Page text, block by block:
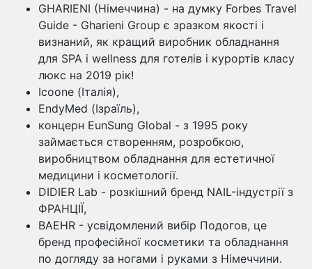
GHARIENI (Німеччина) - на думку Forbes Travel
Guide - Gharieni Group є зразком якості і
визнаний, як кращий виробник обладнання
для SPA і wellness для готелів і курортів класу
люкс на 2019 рік!
Icoone (Італія),
EndyMed (Ізраїль),
концерн EunSung Global - з 1995 року
займається створенням, розробкою,
виробництвом обладнання для естетичної
медицини і косметології.
DIDIER Lab - розкішний бренд NAIL-індустрії з
ФРАНЦІЇ,
BAEHR - усвідомлений вибір Подогов, це
бренд професійної косметики та обладнання
по догляду за ногами і руками з Німеччини.